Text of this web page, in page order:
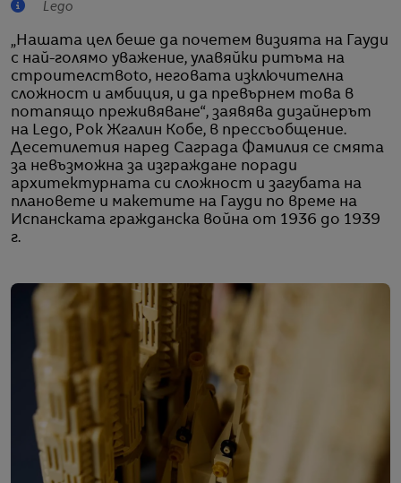
Lego
„Нашата цел беше да почетем визията на Гауди
с най-голямо уважение, улавяйки ритъма на
строителствоto, неговата изключителна
сложност и амбиция, и да превърнем това в
потапящо преживяване“, заявява дизайнерът
на Lego, Рок Жгалин Кобе, в прессъобщение.
Десетилетия наред Саграда Фамилия се смята
за невъзможна за изграждане поради
архитектурната си сложност и загубата на
плановете и макетите на Гауди по време на
Испанската гражданска война от 1936 до 1939
г.